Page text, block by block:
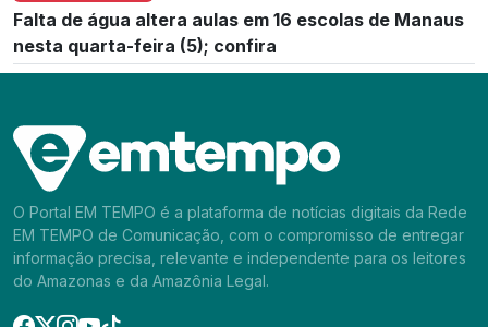
Falta de água altera aulas em 16 escolas de Manaus
nesta quarta-feira (5); confira
O Portal EM TEMPO é a plataforma de notícias digitais da Rede
EM TEMPO de Comunicação, com o compromisso de entregar
informação precisa, relevante e independente para os leitores
do Amazonas e da Amazônia Legal.